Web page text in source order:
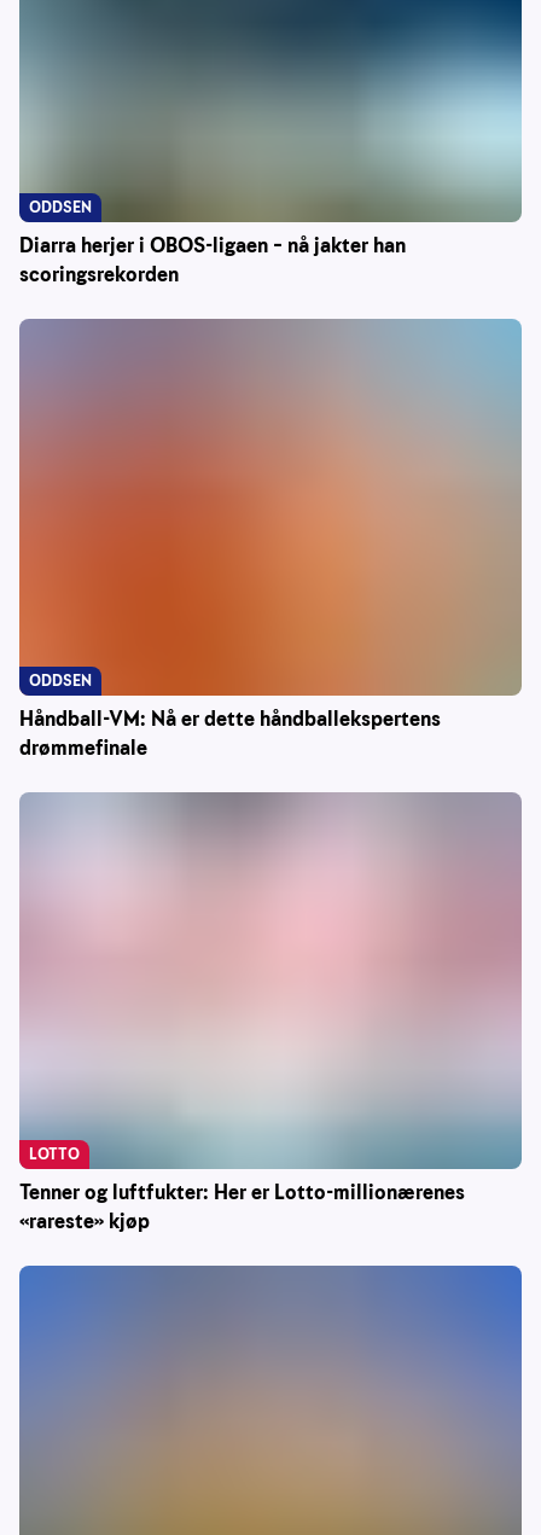
Diarra herjer i OBOS-ligaen – nå jakter han
scoringsrekorden
ODDSEN
Håndball-VM: Nå er dette håndballekspertens
drømmefinale
ODDSEN
Tenner og luftfukter: Her er Lotto-millionærenes
«rareste» kjøp
LOTTO